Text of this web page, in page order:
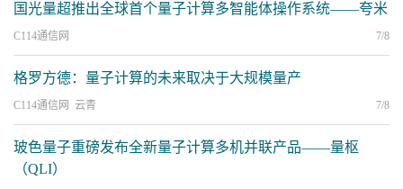
国光量超推出全球首个量子计算多智能体操作系统——夸米
C114通信网 7/8
格罗方德：量子计算的未来取决于大规模量产
C114通信网 云青 7/8
玻色量子重磅发布全新量子计算多机并联产品——量枢
（QLI）